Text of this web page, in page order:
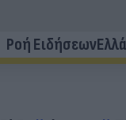
Ροή Ειδήσεων